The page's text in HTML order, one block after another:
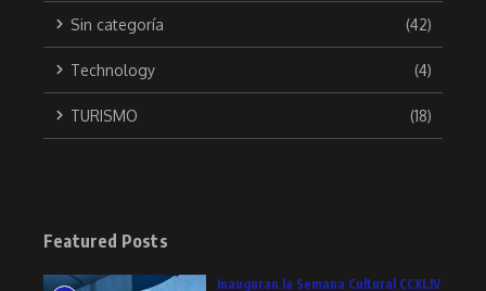
Sin categoría (42)
Technology (4)
TURISMO (18)
Featured Posts
Inauguran la Semana Cultural CCXLIV